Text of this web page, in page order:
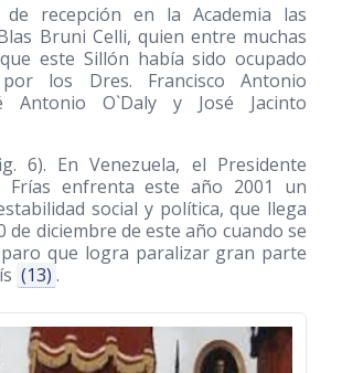
de recepción en la Academia las
Bruni Celli, quien entre muchas
este Sillón había sido ocupado
por los Dres. Francisco Antonio
Antonio O`Daly y José Jacinto
6). En Venezuela, el Presidente
Frías enfrenta este año 2001 un
social y política, que llega
de diciembre de este año cuando se
que logra paralizar gran parte
(13) .